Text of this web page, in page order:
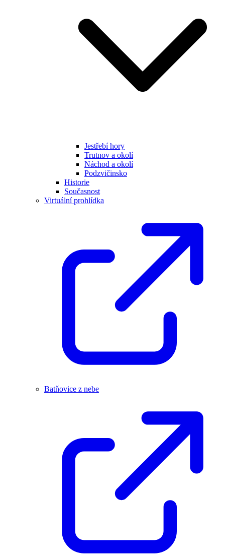
Jestřebí hory
Trutnov a okolí
Náchod a okolí
Podzvičinsko
Historie
Současnost
Virtuální prohlídka
Batňovice z nebe